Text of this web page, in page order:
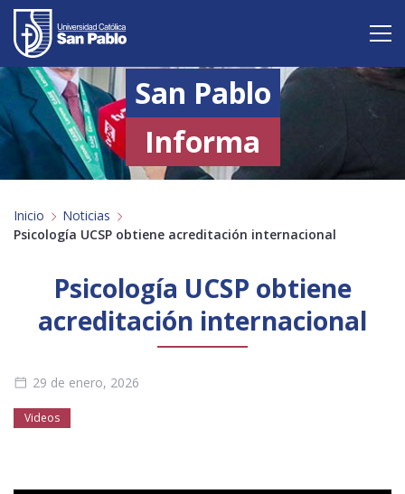
Vive San Pablo
Admisión
Carreras
Postgrado
Investigación
Servicio y proyección a la sociedad
Alumnos Profesores
Público general
San Pablo
Informa
Inicio
Noticias
Psicología UCSP obtiene acreditación internacional
Psicología UCSP obtiene
acreditación internacional
29 de enero, 2026
Videos